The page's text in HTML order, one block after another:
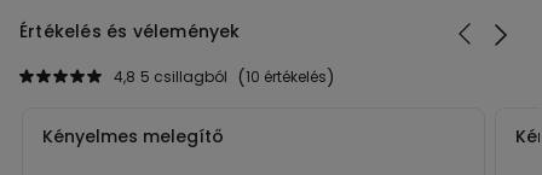
Értékelés és vélemények
10 értékelés
4,8 5 csillagból
Kényelmes melegítő